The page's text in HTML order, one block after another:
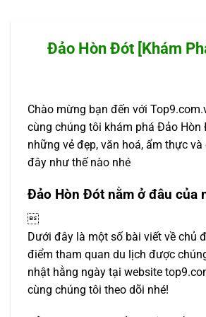
Đảo Hòn Đót [Khám
Chào mừng bạn đến với
cùng chúng tôi khám phá Đảo Hòn
những vẻ đẹp, văn hoá, ẩm thực
đây như thế nào nhé
Đảo Hòn Đót nằm ở đâu của

Dưới đây là một số bài viết về chủ
điểm tham quan du lịch được
nhật hằng ngày tại website
cùng chúng tôi theo dõi nhé!